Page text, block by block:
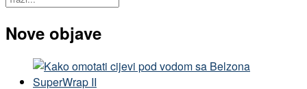
Nove objave